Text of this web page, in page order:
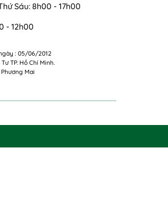
Sáu: 8h00 - 17h00
- 12h00
ngày : 05/06/2012
TP. Hồ Chí Minh.
Mai